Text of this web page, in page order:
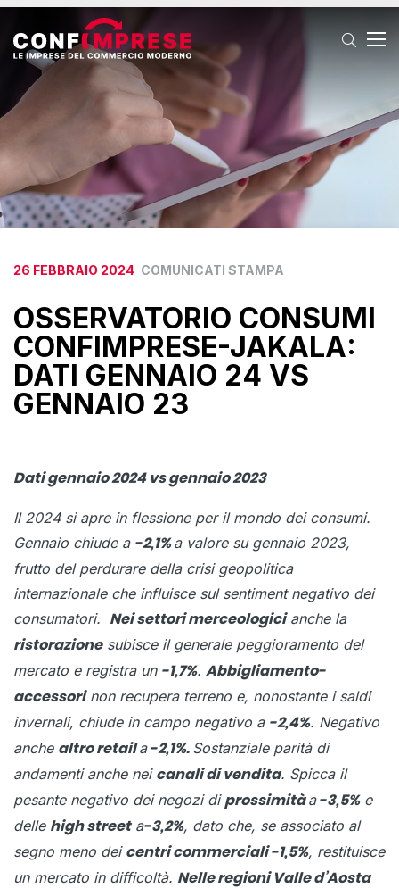
26 FEBBRAIO 2024 COMUNICATI STAMPA
OSSERVATORIO CONSUMI
CONFIMPRESE-JAKALA:
DATI GENNAIO 24 VS
GENNAIO 23
Dati gennaio 2024 vs gennaio 2023
Il 2024 si apre in flessione per il mondo dei consumi.
Gennaio chiude a -2,1%a valore su gennaio 2023,
frutto del perdurare della crisi geopolitica
internazionale che influisce sul sentiment negativo dei
consumatori.
Nei settori merceologicianche la
ristorazionesubisce il generale peggioramento del
mercato e registra un -1,7%. Abbigliamento-
accessorinon recupera terreno e, nonostante i saldi
invernali, chiude in campo negativo a -2,4%. Negativo
anche altro retaila-2,1%. Sostanziale parità di
andamenti anche nei canali di vendita. Spicca il
pesante negativo dei negozi di prossimitàa-3,5%e
delle high streeta-3,2%, dato che, se associato al
segno meno dei centri commerciali -1,5%, restituisce
un mercato in difficoltà. Nelle regioni Valle d’Aosta